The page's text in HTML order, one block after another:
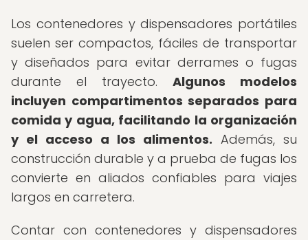
Los contenedores y dispensadores portátiles
suelen ser compactos, fáciles de transportar
y diseñados para evitar derrames o fugas
durante el trayecto. Algunos modelos
incluyen compartimentos separados para
comida y agua, facilitando la organización
y el acceso a los alimentos. Además, su
construcción durable y a prueba de fugas los
convierte en aliados confiables para viajes
largos en carretera.
Contar con contenedores y dispensadores